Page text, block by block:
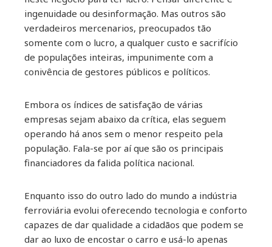
ingenuidade ou desinformação. Mas outros são
verdadeiros mercenarios, preocupados tão
somente com o lucro, a qualquer custo e sacrifício
de populações inteiras, impunimente com a
conivência de gestores públicos e políticos.
Embora os índices de satisfação de várias
empresas sejam abaixo da crítica, elas seguem
operando há anos sem o menor respeito pela
população. Fala-se por aí que são os principais
financiadores da falida política nacional.
Enquanto isso do outro lado do mundo a indústria
ferroviária evolui oferecendo tecnologia e conforto
capazes de dar qualidade a cidadãos que podem se
dar ao luxo de encostar o carro e usá-lo apenas